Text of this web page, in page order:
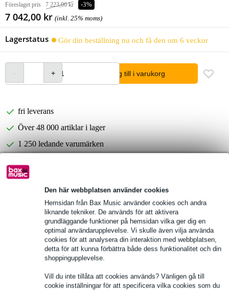
Den här webbplatsen använder cookies
Hemsidan från Bax Music använder cookies och andra
liknande tekniker. De används för att aktivera
grundläggande funktioner på hemsidan vilka ger dig en
optimal användarupplevelse. Vi skulle även vilja använda
cookies för att analysera din interaktion med webbplatsen,
detta för att kunna förbättra både dess funktionalitet och din
shoppingupplevelse.
Vill du inte tillåta att cookies används? Vänligen gå till
cookie inställningar för att specificera vilka cookies som du
Föreslaget pris 7 223,00 kr -3%
7 042,00 kr (inkl. 25% moms)
Lagerstatus Gör din beställning nu och få den om 6 veckor
lägg till i varukorg
fri leverans
Över 48 000 artiklar i lager
1 250 ledande varumärken
Produktinformation
Fullständiga specifikationer
Tillbehör (26)